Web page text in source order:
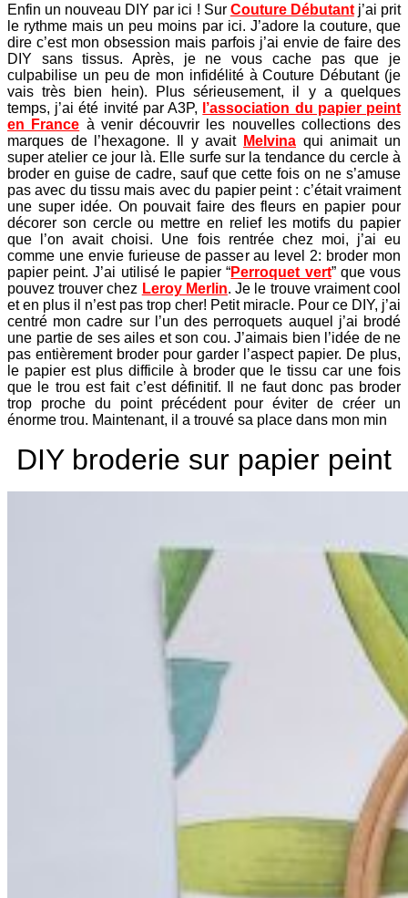
Enfin un nouveau DIY par ici ! Sur Couture Débutantj’ai prit
le rythme mais un peu moins par ici. J’adore la couture, que
dire c’est mon obsession mais parfois j’ai envie de faire des
DIY sans tissus. Après, je ne vous cache pas que je
culpabilise un peu de mon infidélité à Couture Débutant (je
vais très bien hein). Plus sérieusement, il y a quelques
temps, j’ai été invité par A3P,
l’association du papier peint
en France à venir découvrir les nouvelles collections des
marques de l’hexagone. Il y avait Melvina qui animait un
super atelier ce jour là. Elle surfe sur la tendance du cercle à
broder en guise de cadre, sauf que cette fois on ne s’amuse
pas avec du tissu mais avec du papier peint : c’était vraiment
une super idée. On pouvait faire des fleurs en papier pour
décorer son cercle ou mettre en relief les motifs du papier
que l’on avait choisi. Une fois rentrée chez moi, j’ai eu
comme une envie furieuse de passer au level 2: broder mon
papier peint. J’ai utilisé le papier “Perroquet vert” que vous
pouvez trouver chez Leroy Merlin. Je le trouve vraiment cool
et en plus il n’est pas trop cher! Petit miracle. Pour ce DIY, j’ai
centré mon cadre sur l’un des perroquets auquel j’ai brodé
une partie de ses ailes et son cou. J’aimais bien l’idée de ne
pas entièrement broder pour garder l’aspect papier. De plus,
le papier est plus difficile à broder que le tissu car une fois
que le trou est fait c’est définitif. Il ne faut donc pas broder
trop proche du point précédent pour éviter de créer un
énorme trou. Maintenant, il a trouvé sa place dans mon min
DIY broderie sur papier peint